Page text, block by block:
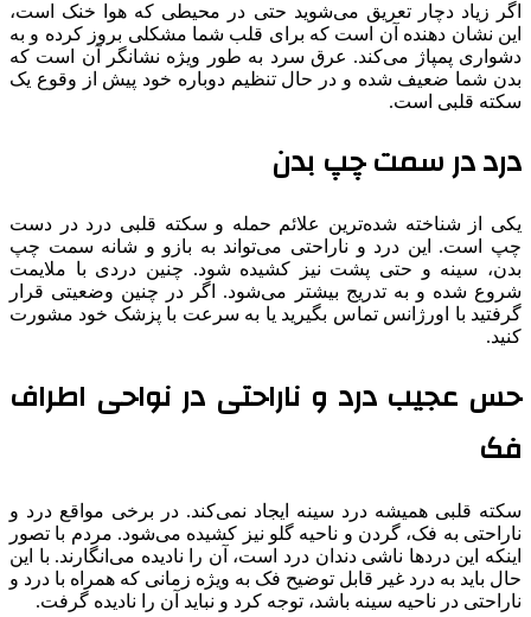
اگر زیاد دچار تعریق می‌شوید حتی در محیطی که هوا خنک است،
این نشان دهنده آن است که برای قلب شما مشکلی بروز کرده و به
دشواری پمپاژ می‌کند. عرق سرد به طور ویژه نشانگر آن است که
بدن شما ضعیف شده و در حال تنظیم دوباره خود پیش از وقوع یک
سکته قلبی است.
درد در سمت چپ بدن
یکی از شناخته شده‌ترین علائم حمله و سکته قلبی درد در دست
چپ است. این درد و ناراحتی می‌تواند به بازو و شانه سمت چپ
بدن، سینه و حتی پشت نیز کشیده شود. چنین دردی با ملایمت
شروع شده و به تدریج بیشتر می‌شود. اگر در چنین وضعیتی قرار
گرفتید با اورژانس تماس بگیرید یا به سرعت با پزشک خود مشورت
کنید.
حس عجیب درد و ناراحتی در نواحی اطراف
فک
سکته قلبی همیشه درد سینه ایجاد نمی‌کند. در برخی مواقع درد و
ناراحتی به فک، گردن و ناحیه گلو نیز کشیده می‌شود. مردم با تصور
اینکه این دردها ناشی دندان درد است، آن را نادیده می‌انگارند. با این
حال باید به درد غیر قابل توضیح فک به ویژه زمانی که همراه با درد و
ناراحتی در ناحیه سینه باشد، توجه کرد و نباید آن را نادیده گرفت.